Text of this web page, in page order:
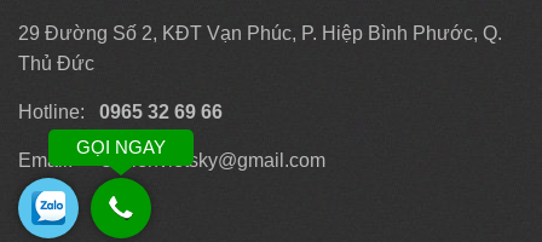
29 Đường Số 2, KĐT Vạn Phúc, P. Hiệp Bình Phước, Q.
Thủ Đức
Hotline: 0965 32 69 66
Email: sukienvietsky@gmail.com
GỌI NGAY